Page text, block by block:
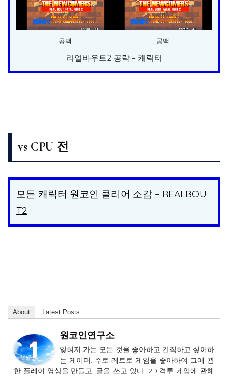
공백 공백
리얼바우트2 공략 – 캐릭터
vs CPU 전
모든 캐릭터 원코인 클리어 소감 – REALBOU
T2
About Latest Posts
원코인연구소
잊혀저 가는 모든 것을 좋아하고 간직하고 싶어하
는 게이머. 주로 레트로 게임을 좋아하여 그에 관
한 플레이 영상을 만들고, 글을 쓰고 있다. 2D 격투 게임에 관해